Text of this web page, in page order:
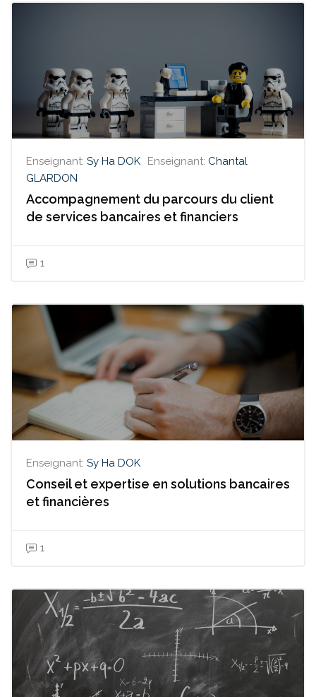
Enseignant: Sy Ha DOK Enseignant: Chantal
GLARDON
Accompagnement du parcours du client
de services bancaires et financiers
1
Enseignant: Sy Ha DOK
Conseil et expertise en solutions bancaires
et financières
1